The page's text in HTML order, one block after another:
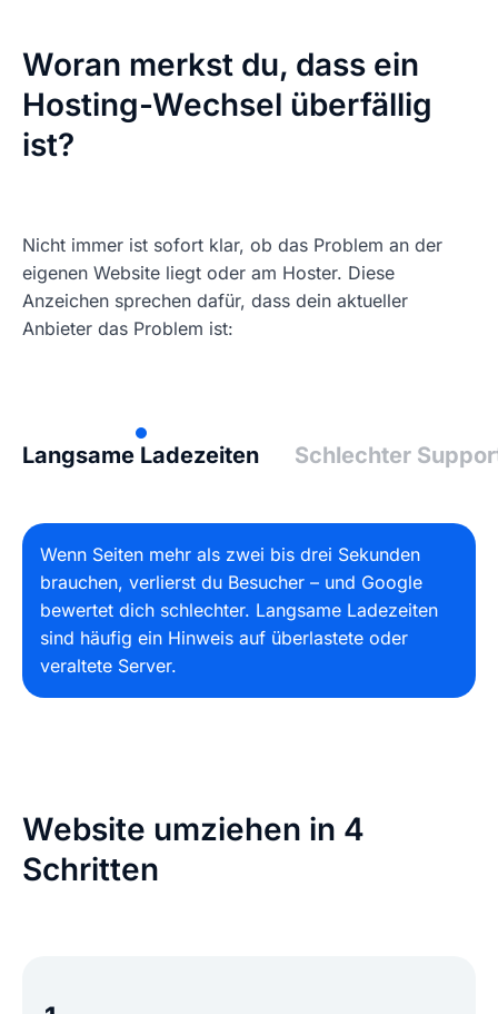
Woran merkst du, dass ein
Hosting-Wechsel überfällig
ist?
Nicht immer ist sofort klar, ob das Problem an der
eigenen Website liegt oder am Hoster. Diese
Anzeichen sprechen dafür, dass dein aktueller
Anbieter das Problem ist:
Langsame Ladezeiten Schlechter
Wenn Seiten mehr als zwei bis drei Sekunden
brauchen, verlierst du Besucher – und Google
bewertet dich schlechter. Langsame Ladezeiten
sind häufig ein Hinweis auf überlastete oder
veraltete Server.
Website umziehen in 4
Schritten